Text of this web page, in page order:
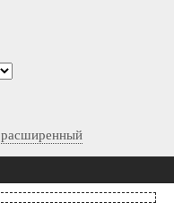
расширенный